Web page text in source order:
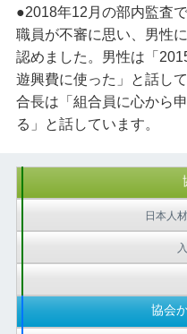
●2018年12月の部内監査
職員が不審に思い、男性
認めました。男性は「
遊興費に使った」と話し
合長は「組合員に心から
る」と話しています。
日本人
協会